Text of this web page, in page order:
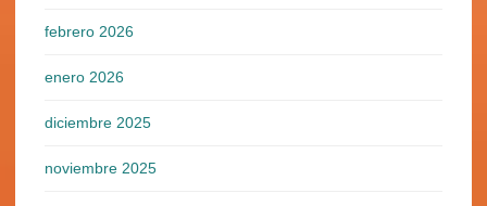
febrero 2026
enero 2026
diciembre 2025
noviembre 2025